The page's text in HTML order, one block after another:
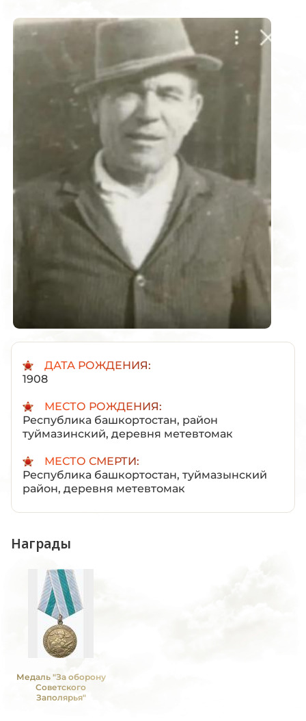
ДАТА РОЖДЕНИЯ:
1908
МЕСТО РОЖДЕНИЯ:
Республика башкортостан, район
туймазинский, деревня метевтомак
МЕСТО СМЕРТИ:
Республика башкортостан, туймазынский
район, деревня метевтомак
Награды
Медаль "За оборону
Советского
Заполярья"